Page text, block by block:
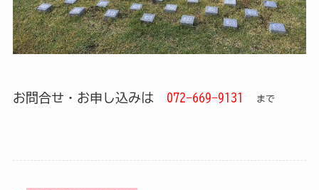
お問合せ・お申し込みは 072-669-9131 まで